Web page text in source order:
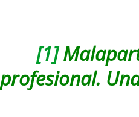
[1]
profesional.